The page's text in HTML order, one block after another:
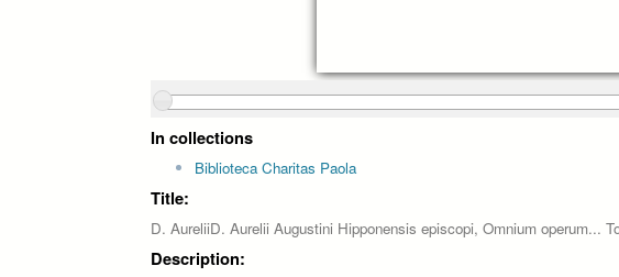
In collections
Biblioteca Charitas Paola
Title:
D. AureliiD. Aurelii Augustini Hipponensis episcopi, Omnium operum...
Description: